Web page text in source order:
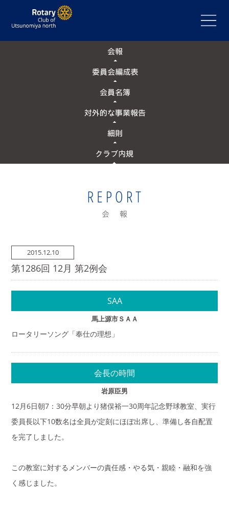
2015.12.10
第1286回 12月 第2例会
SAA
馬上源市ＳＡＡ
ロータリーソング「奉仕の理想」
会長の時間
岩原臣男
12月6日朝7：30分早朝より猪俣裕一30周年記念野球教室、実行
委員長以下10数名は全員が定刻にほぼ出席し、準備し各自配置
を完了しました。
この教室に対するメンバーの責任感・やる気・親睦・融和を強
く感じました。